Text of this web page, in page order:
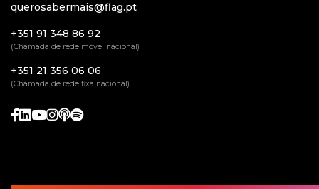
querosabermais@flag.pt
+351 91 348 86 92
(Chamada de rede móvel nacional)
+351 21 356 06 06
(Chamada de rede fixa nacional)